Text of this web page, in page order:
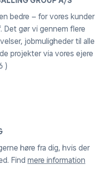
materiale, samtidigt
og derfor er det
i haven eller
er blandt
og nemt at
blot vand og sæbe
at anvende en
rengøringsmidler, som
i aluminium opbevares
bedre – for vores kunder
Det gør vi gennem flere
jobmuligheder til alle
projekter via vores ejere
)
høre fra dig, hvis der
Find mere information